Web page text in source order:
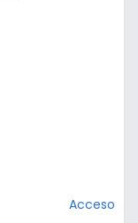
Acceso